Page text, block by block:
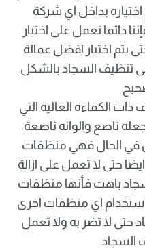
بداخل اي شركة
دائما نعمل على اختيار
يتم اختيار افضل عمالة
تنظيف السجاد بالشكل
الكفاءة العالية التي
ناصع والوانه ناصعة
في الحال فهي منظفات
ايضا حتى لا تعمل على ازالة
باهت فأنها منظفات
اي منظفات اخرى
حتى لا تضر به ولا تعمل
السجاد